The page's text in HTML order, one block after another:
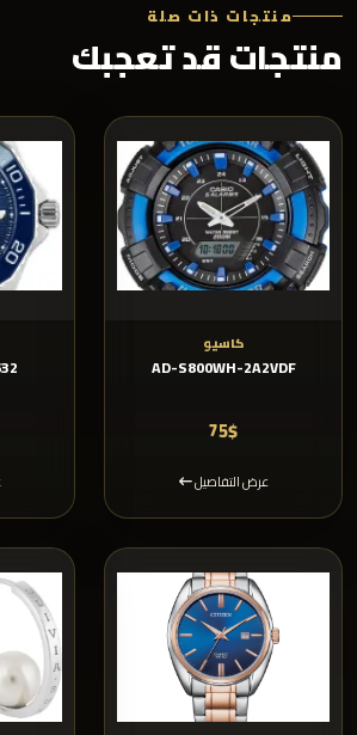
منتجات ذات صلة
منتجات قد تعجبك
كاسيو
AD-S800WH-2A2VDF
75$
عرض التفاصيل